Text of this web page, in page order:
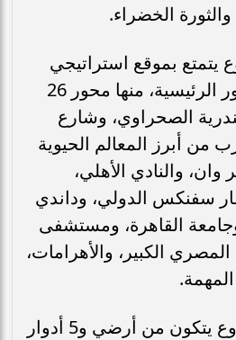
الخضراء.
بموقع استراتيجي
يربط بين أهم المحاور الرئيسية، منها محور 26
الصحراوي، وشارع
من أبرز المعالم الحيوية
وان، والنادي الأهلي،
سفنكس الدولي، وداندي
القاهرة، ومستشفى
الكبير، والأهرامات،
وأوضحت أن المشروع يتكون من أرضي و5 أدوار